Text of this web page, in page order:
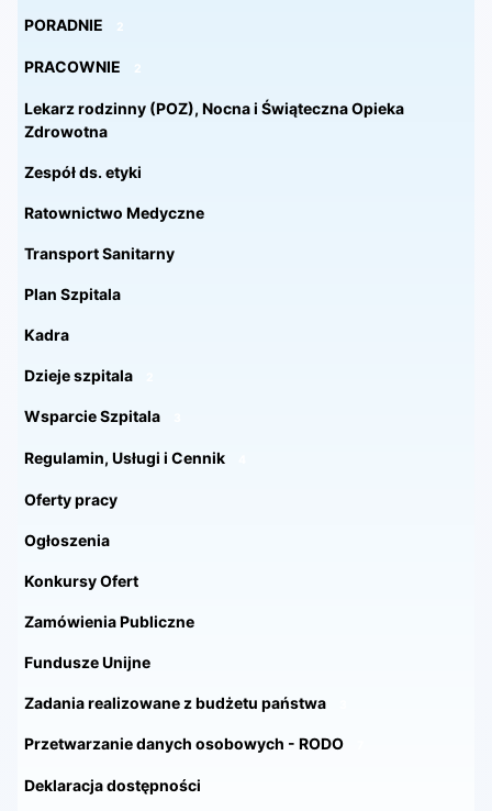
PORADNIE 2
PRACOWNIE 2
Lekarz rodzinny (POZ), Nocna i Świąteczna Opieka
Zdrowotna
Zespół ds. etyki
Ratownictwo Medyczne
Transport Sanitarny
Plan Szpitala
Kadra
Dzieje szpitala
Wsparcie Szpitala
Regulamin, Usługi i Cennik
Oferty pracy
Ogłoszenia
Konkursy Ofert
Zamówienia Publiczne
Fundusze Unijne
Zadania realizowane z budżetu państwa
Przetwarzanie danych osobowych - RODO
Deklaracja dostępności